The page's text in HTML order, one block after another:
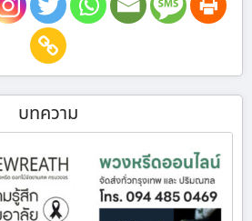
บทความ